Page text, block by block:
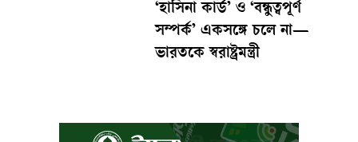
‘হাসিনা কার্ড’ ও ‘বন্ধুত্বপূর্ণ
সম্পর্ক’ একসঙ্গে চলে না—
ভারতকে স্বরাষ্ট্রমন্ত্রী